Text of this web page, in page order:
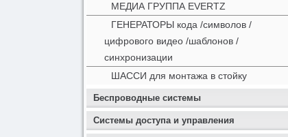
МЕДИА ГРУППА EVERTZ
ГЕНЕРАТОРЫ кода /символов /
цифрового видео /шаблонов /
синхронизации
ШАССИ для монтажа в стойку
Беспроводные системы
Системы доступа и управления